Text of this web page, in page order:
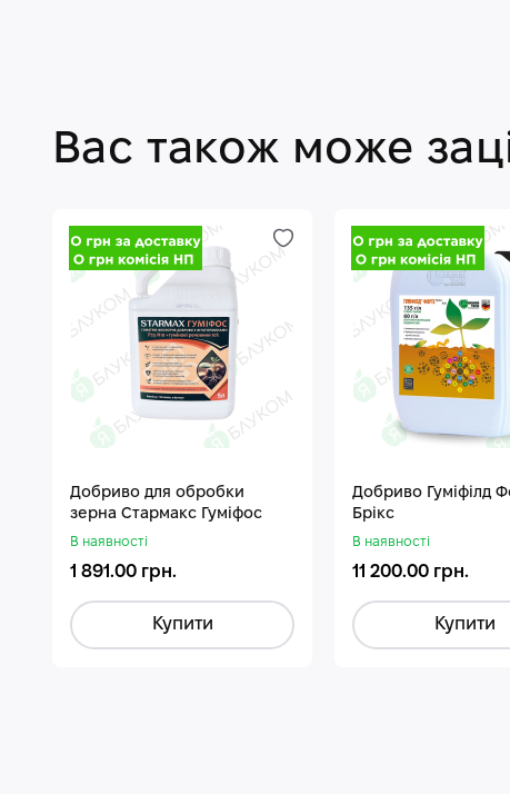
Вас також може
Добриво для обробки
зерна Стармакс Гуміфос
В наявності
1 891.00 грн.
Купити
Добриво Гуміфілд
Брікс
В наявності
11 200.00 грн.
Купити